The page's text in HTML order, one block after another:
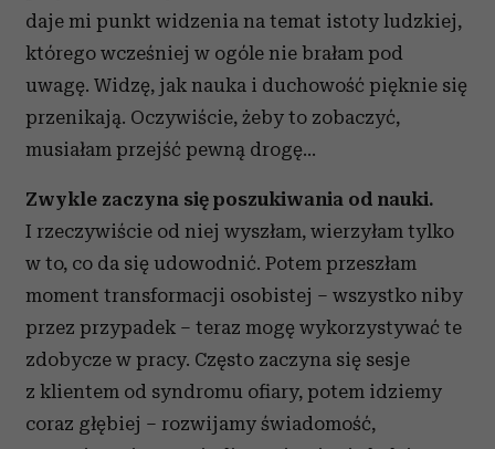
daje mi punkt widzenia na temat istoty ludzkiej,
którego wcześniej w ogóle nie brałam pod
uwagę. Widzę, jak nauka i duchowość pięknie się
przenikają. Oczywiście, żeby to zobaczyć,
musiałam przejść pewną drogę...
Zwykle zaczyna się poszukiwania od nauki.
I rzeczywiście od niej wyszłam, wierzyłam tylko
w to, co da się udowodnić. Potem przeszłam
moment transformacji osobistej – wszystko niby
przez przypadek – teraz mogę wykorzystywać te
zdobycze w pracy. Często zaczyna się sesje
z klientem od syndromu ofiary, potem idziemy
coraz głębiej – rozwijamy świadomość,